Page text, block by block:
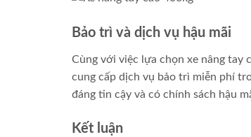
Bảo trì và dịch vụ hậu mãi
Cùng với việc lựa chọn xe nâng tay
cung cấp dịch vụ bảo trì miễn phí
đáng tin cậy và có chính sách hậu
Kết luận